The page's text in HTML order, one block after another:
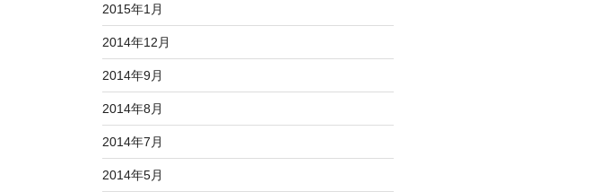
2015年1月
2014年12月
2014年9月
2014年8月
2014年7月
2014年5月